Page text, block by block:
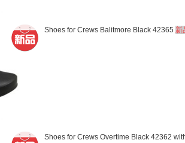
Shoes for Crews Balitmore Black 42365 新
Shoes for Crews Overtime Black 42362